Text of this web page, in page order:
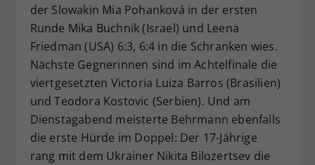
der Slowakin Mia Pohanková in der ersten
Runde Mika Buchnik (Israel) und Leena
Friedman (USA) 6:3, 6:4 in die Schranken wies.
Nächste Gegnerinnen sind im Achtelfinale die
viertgesetzten Victoria Luiza Barros (Brasilien)
und Teodora Kostovic (Serbien). Und am
Dienstagabend meisterte Behrmann ebenfalls
die erste Hürde im Doppel: Der 17-Jährige
rang mit dem Ukrainer Nikita Bilozertsev die